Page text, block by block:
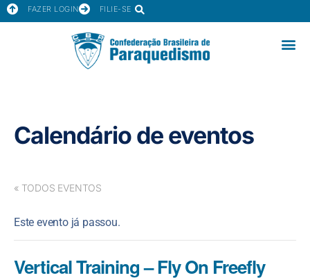
FAZER LOGIN FILIE-SE
Calendário de eventos
« TODOS EVENTOS
Este evento já passou.
Vertical Training – Fly On Freefly